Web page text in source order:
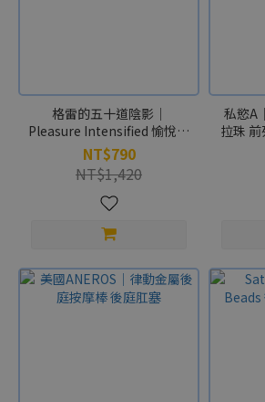
格雷的五十道陰影｜
Pleasure Intensified 愉悅狂
襲-拉珠
NT$790
NT$1,420
私慾A
拉珠